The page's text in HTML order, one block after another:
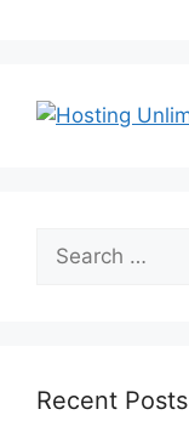
Search
for:
Recent Posts